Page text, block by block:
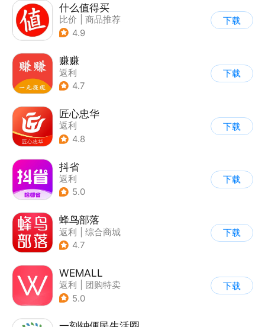
什么值得买
比价
商品推荐
4.9
下载
赚赚
返利
4.7
下载
匠心忠华
返利
4.8
下载
抖省
返利
5.0
下载
蜂鸟部落
返利
综合商城
4.7
下载
WEMALL
返利
团购特卖
5.0
下载